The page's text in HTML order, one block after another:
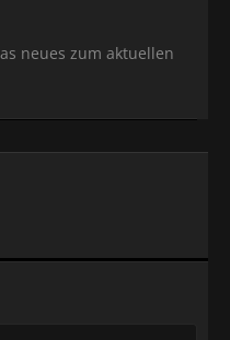
neues zum aktuellen